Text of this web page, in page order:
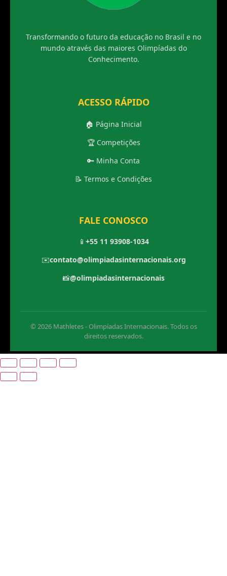
Transformando o futuro da educação no Brasil e no
mundo através das maiores Olimpíadas do
Conhecimento.
ACESSO RÁPIDO
🏠 Página Inicial
🏆 Competições
🔑 Minha Conta
📝 Termos e Condições
FALE CONOSCO
📱 +55 11 93908-1034
✉️contato@olimpiadasinternacionais.org
📸@olimpiadasinternacionais
© 2026 Mathletes - Olimpíadas Internacionais. Todos os
direitos reservados.